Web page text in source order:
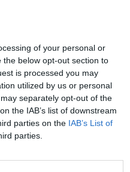
of your personal or
below opt-out section to
is processed you may
utilized by us or personal
separately opt-out of the
the IAB’s list of downstream
parties on the IAB’s List of
parties.